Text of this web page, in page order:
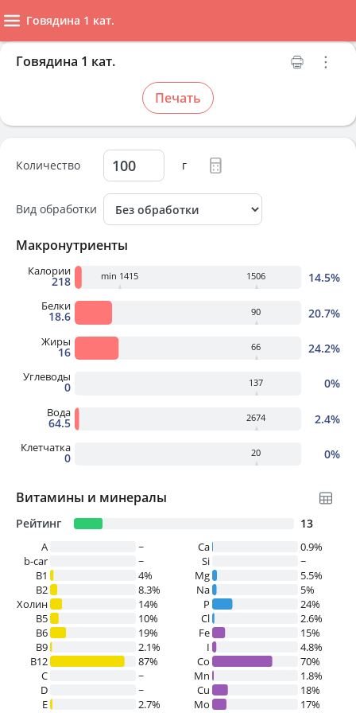
Говядина 1 кат.
Говядина 1 кат.
Печать
Количество г
Вид обработки
Макронутриенты
Калории
218 min 1415 1506 14.5%
Белки
18.6 90 20.7%
Жиры
16 66 24.2%
Углеводы
0 137 0%
Вода
64.5 2674 2.4%
Клетчатка
0 20 0%
Витамины и минералы
Рейтинг 13
A
~
b-car
~
В1
4%
B2
8.3%
Холин
14%
B5
10%
B6
19%
B9
2.1%
B12
87%
C
~
D
~
E
2.7%
Ca
0.9%
Si
~
Mg
5.5%
Na
5%
P
24%
Cl
2.6%
Fe
15%
I
4.8%
Co
70%
Mn
1.8%
Cu
18%
Mo
17%